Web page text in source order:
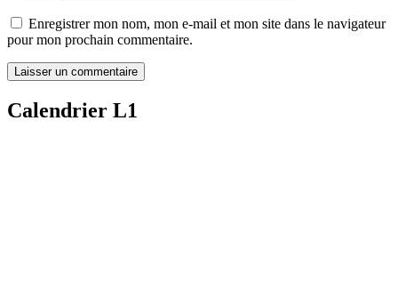
Enregistrer mon nom, mon e-mail et mon site dans le navigateur
pour mon prochain commentaire.
Calendrier L1